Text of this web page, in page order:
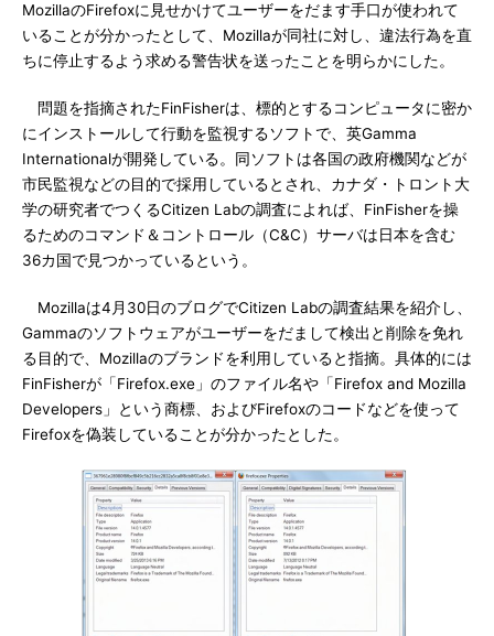
MozillaのFirefoxに見せかけてユーザーをだます手口が使われて
いることが分かったとして、Mozillaが同社に対し、違法行為を直
ちに停止するよう求める警告状を送ったことを明らかにした。
問題を指摘されたFinFisherは、標的とするコンピュータに密か
にインストールして行動を監視するソフトで、英Gamma
Internationalが開発している。同ソフトは各国の政府機関などが
市民監視などの目的で採用しているとされ、カナダ・トロント大
学の研究者でつくるCitizen Labの調査によれば、FinFisherを操
るためのコマンド＆コントロール（C&C）サーバは日本を含む
36カ国で見つかっているという。
Mozillaは4月30日のブログでCitizen Labの調査結果を紹介し、
Gammaのソフトウェアがユーザーをだまして検出と削除を免れ
る目的で、Mozillaのブランドを利用していると指摘。具体的には
FinFisherが「Firefox.exe」のファイル名や「Firefox and Mozilla
Developers」という商標、およびFirefoxのコードなどを使って
Firefoxを偽装していることが分かったとした。